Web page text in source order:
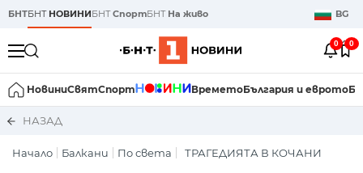
БНТБНТ НОВИНИБНТСпортБНТ На живо BG
0 0
НовиниСвятСпорт ВреметоБългария и еврото
НАЗАД
Начало Балкани По света ТРАГЕДИЯТА В КОЧАНИ